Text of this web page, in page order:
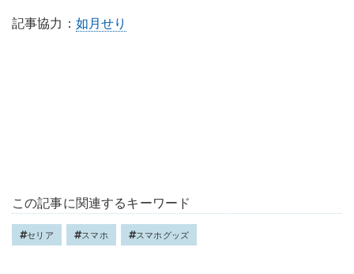
記事協力： 如月せり
この記事に関連するキーワード
セリア スマホ スマホグッズ